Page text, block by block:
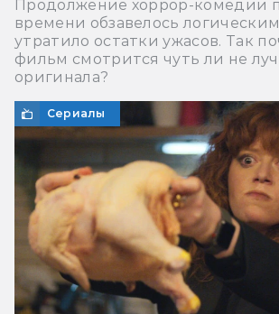
Продолжение хоррор-комедии
времени обзавелось
утратило остатки ужасов. Так
фильм смотрится чуть ли не
оригинала?
Сериалы